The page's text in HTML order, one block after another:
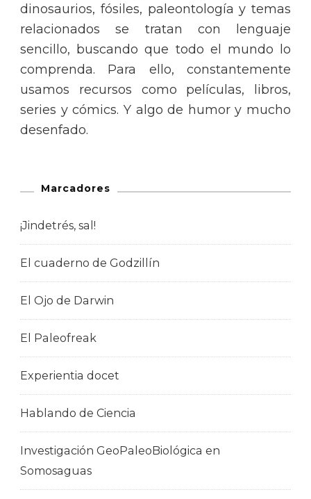
dinosaurios, fósiles, paleontología y temas
relacionados se tratan con lenguaje
sencillo, buscando que todo el mundo lo
comprenda. Para ello, constantemente
usamos recursos como películas, libros,
series y cómics. Y algo de humor y mucho
desenfado.
Marcadores
¡Jindetrés, sal!
El cuaderno de Godzillín
El Ojo de Darwin
El Paleofreak
Experientia docet
Hablando de Ciencia
Investigación GeoPaleoBiológica en
Somosaguas